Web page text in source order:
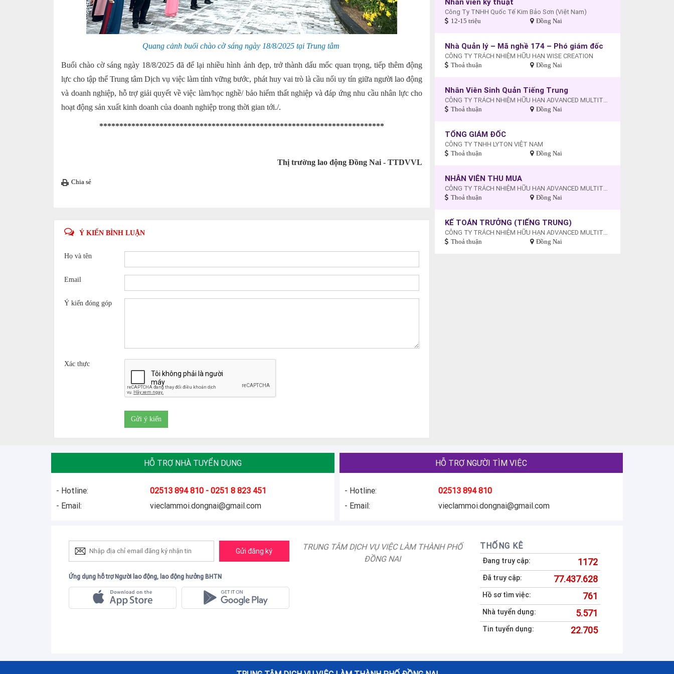
Quang cảnh buổi chào cờ sáng ngày 18/8/2025 tại Trung tâm
Buổi chào cờ sáng ngày 18/8/2025 đã để lại nhiều hình ảnh đẹp, trở thành dấu mốc quan trọng, tiếp thêm động
lực cho tập thể Trung tâm Dịch vụ việc làm tỉnh vững bước, phát huy vai trò là cầu nối uy tín giữa người lao động
và doanh nghiệp, hỗ trợ giải quyết về việc làm/học nghề/ bảo hiểm thất nghiệp và đáp ứng nhu cầu nhân lực cho
hoạt động sản xuất kinh doanh của doanh nghiệp trong thời gian tới./.
***********************************************************************
Thị trường lao động Đồng Nai - TTDVVL
Chia sẻ
Ý KIẾN BÌNH LUẬN
Họ và tên
Email
Ý kiến đóng góp
Xác thực
Gửi ý kiến
Công Ty TNHH Quốc Tế Kim Bảo Sơn (Việt Nam)
12-15 triệu Đồng Nai
Nhà Quản lý – Mã nghề 174 – Phó giám đốc
CÔNG TY TRÁCH NHIỆM HỮU HẠN WISE CREATION
Thoả thuận Đồng Nai
Nhân Viên Sinh Quản Tiếng Trung
CÔNG TY TRÁCH NHIỆM HỮU HẠN ADVANCED MULTITECH (VIỆT NAM)
Thoả thuận Đồng Nai
TỔNG GIÁM ĐỐC
CÔNG TY TNHH LYTON VIỆT NAM
Thoả thuận Đồng Nai
NHÂN VIÊN THU MUA
CÔNG TY TRÁCH NHIỆM HỮU HẠN ADVANCED MULTITECH (VIỆT NAM)
Thoả thuận Đồng Nai
KẾ TOÁN TRƯỞNG (TIẾNG TRUNG)
CÔNG TY TRÁCH NHIỆM HỮU HẠN ADVANCED MULTITECH (VIỆT NAM)
Thoả thuận Đồng Nai
HỖ TRỢ NHÀ TUYỂN DỤNG
- Hotline:
02513 894 810 - 0251 8 823 451
- Email:
vieclammoi.dongnai@gmail.com
HỖ TRỢ NGƯỜI TÌM VIỆC
- Hotline:
02513 894 810
- Email:
vieclammoi.dongnai@gmail.com
Gửi đăng ký
Ứng dụng hỗ trợ Người lao động, lao động hưởng BHTN
TRUNG TÂM DỊCH VỤ VIỆC LÀM THÀNH PHỐ
ĐỒNG NAI
THỐNG KÊ
Đang truy cập: 1172
Đã truy cập: 77.437.628
Hồ sơ tìm việc: 761
Nhà tuyển dụng: 5.571
Tin tuyển dụng: 22.705